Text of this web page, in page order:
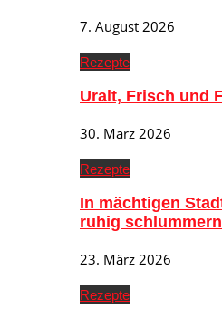
7. August 2026
Rezepte
Uralt, Frisch und
30. März 2026
Rezepte
In mächtigen
ruhig
23. März 2026
Rezepte